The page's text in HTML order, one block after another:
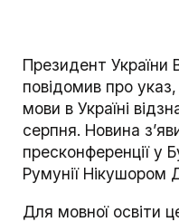
Президент України
повідомив про
мови в Україні
серпня. Новина
пресконференції у
Румунії Нікушором
Для мовної освіти